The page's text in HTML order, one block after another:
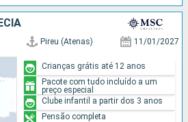
Pireu (Atenas) 11/01/2027
Crianças grátis até 12 anos
Pacote com tudo incluído a um
preço especial
Clube infantil a partir dos 3 anos
Pensão completa